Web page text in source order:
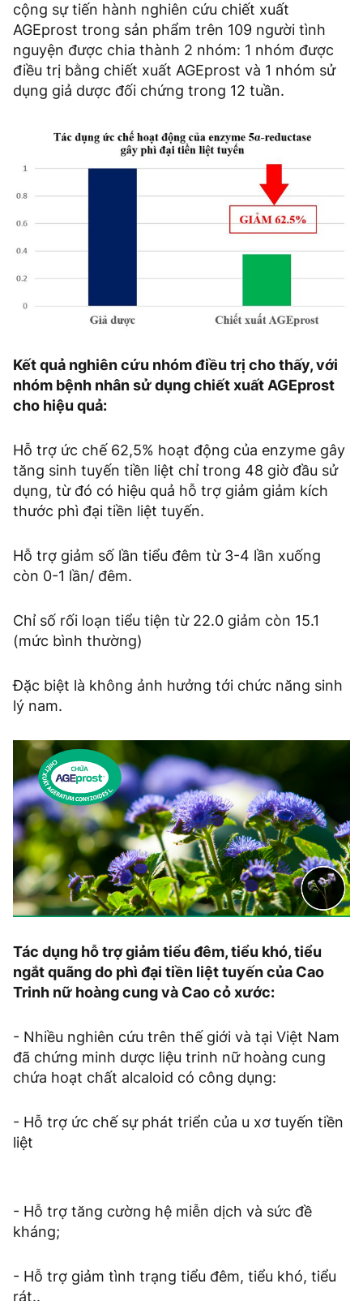
cộng sự tiến hành nghiên cứu chiết xuất
AGEprost trong sản phẩm trên 109 người tình
nguyện được chia thành 2 nhóm: 1 nhóm được
điều trị bằng chiết xuất AGEprost và 1 nhóm sử
dụng giả dược đối chứng trong 12 tuần.
Kết quả nghiên cứu nhóm điều trị cho thấy, với
nhóm bệnh nhân sử dụng chiết xuất AGEprost
cho hiệu quả:
Hỗ trợ ức chế 62,5% hoạt động của enzyme gây
tăng sinh tuyến tiền liệt chỉ trong 48 giờ đầu sử
dụng, từ đó có hiệu quả hỗ trợ giảm giảm kích
thước phì đại tiền liệt tuyến.
Hỗ trợ giảm số lần tiểu đêm từ 3-4 lần xuống
còn 0-1 lần/ đêm.
Chỉ số rối loạn tiểu tiện từ 22.0 giảm còn 15.1
(mức bình thường)
Đặc biệt là không ảnh hưởng tới chức năng sinh
lý nam.
Tác dụng hỗ trợ giảm tiểu đêm, tiểu khó, tiểu
ngắt quãng do phì đại tiền liệt tuyến của Cao
Trinh nữ hoàng cung và Cao cỏ xước:
- Nhiều nghiên cứu trên thế giới và tại Việt Nam
đã chứng minh dược liệu trinh nữ hoàng cung
chứa hoạt chất alcaloid có công dụng:
- Hỗ trợ ức chế sự phát triển của u xơ tuyến tiền
liệt
- Hỗ trợ tăng cường hệ miễn dịch và sức đề
kháng;
- Hỗ trợ giảm tình trạng tiểu đêm, tiểu khó, tiểu
rát..